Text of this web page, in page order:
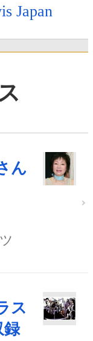
Japan
ん
ス
録